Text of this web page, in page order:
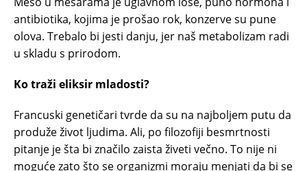
antibiotika, kojima je prošao rok, konzerve su pune
olova. Trebalo bi jesti danju, jer naš metabolizam radi
u skladu s prirodom.
Ko traži eliksir mladosti?
Francuski genetičari tvrde da su na najboljem putu da
produže život ljudima. Ali, po filozofiji besmrtnosti
pitanje je šta bi značilo zaista živeti večno. To nije ni
moguće zato što se organizmi moraju menjati da bi se